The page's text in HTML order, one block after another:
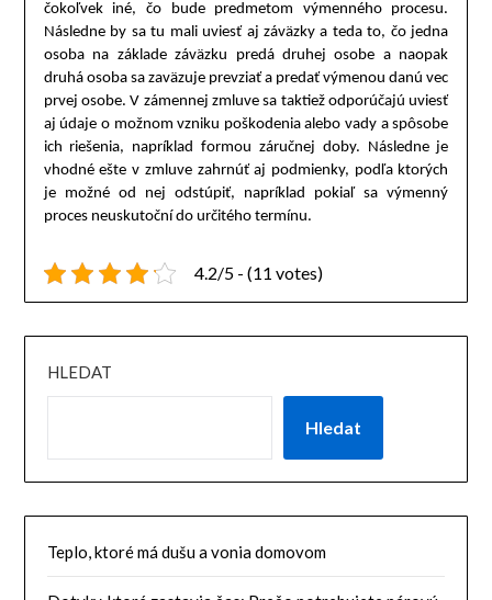
čokoľvek iné, čo bude predmetom výmenného procesu.
Následne by sa tu mali uviesť aj záväzky a teda to, čo jedna
osoba na základe záväzku predá druhej osobe a naopak
druhá osoba sa zaväzuje prevziať a predať výmenou danú vec
prvej osobe. V zámennej zmluve sa taktiež odporúčajú uviesť
aj údaje o možnom vzniku poškodenia alebo vady a spôsobe
ich riešenia, napríklad formou záručnej doby. Následne je
vhodné ešte v zmluve zahrnúť aj podmienky, podľa ktorých
je možné od nej odstúpiť, napríklad pokiaľ sa výmenný
proces neuskutoční do určitého termínu.
4.2/5 - (11 votes)
HLEDAT
Hledat
Teplo, ktoré má dušu a vonia domovom